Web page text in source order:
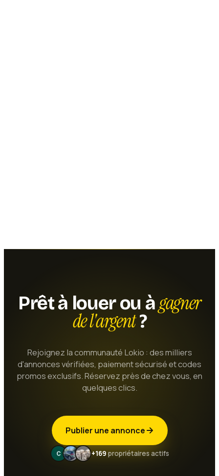
Prêt à louer ou àgagner
de l'argent?
Rejoignez la communauté Lokio : des milliers
d'annonces vérifiées, paiement sécurisé et codes
promos exclusifs. Réservez près de chez vous, en
quelques clics.
Publier une annonce
+169 propriétaires actifs